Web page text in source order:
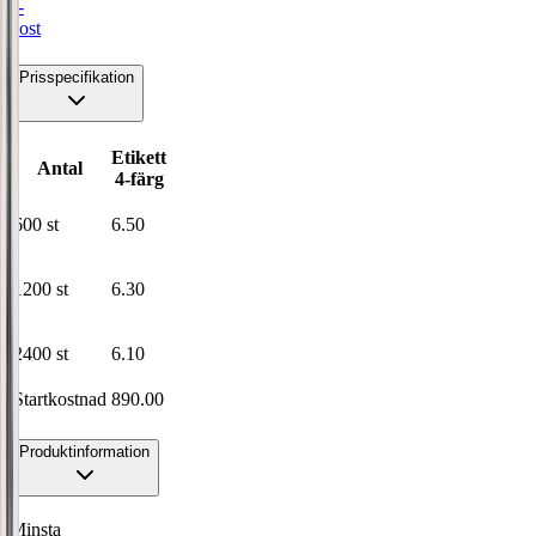
e-
post
Prisspecifikation
Antal
Etikett
4-färg
600 st 6.50
1200 st 6.30
2400 st 6.10
Startkostnad 890.00
Produktinformation
Minsta